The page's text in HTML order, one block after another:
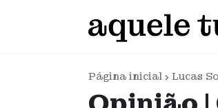
Página inicial Lucas